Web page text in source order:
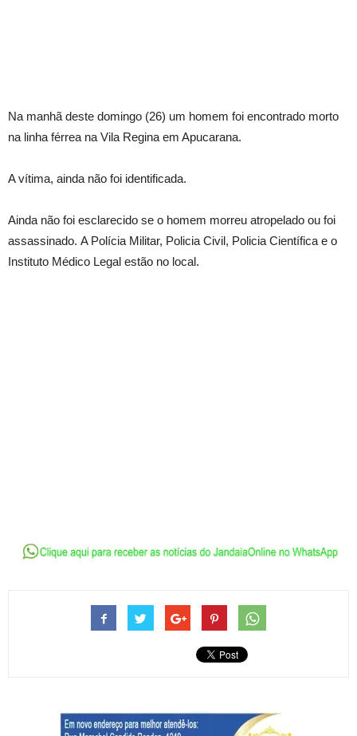
Na manhã deste domingo (26) um homem foi encontrado morto
na linha férrea na Vila Regina em Apucarana.
A vítima, ainda não foi identificada.
Ainda não foi esclarecido se o homem morreu atropelado ou foi
assassinado. A Polícia Militar, Policia Civil, Policia Científica e o
Instituto Médico Legal estão no local.